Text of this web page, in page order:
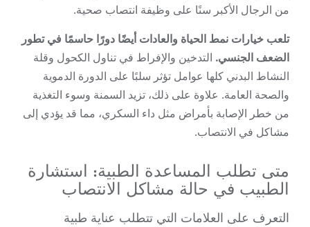
من الرجال الأكبر سنًا على وظيفة انتصاب صحية.
تلعب خيارات نمط الحياة والعادات أيضًا دورًا حاسمًا في تطور
الضعف الجنسي. التدخين والإفراط في تناول الكحول وقلة
النشاط البدني كلها عوامل تؤثر سلبًا على الدورة الدموية
والصحة العامة. علاوة على ذلك، تزيد السمنة وسوء التغذية
من خطر الإصابة بأمراض مثل داء السكري، مما قد يؤدي إلى
مشاكل في الانتصاب.
متى تطلب المساعدة الطبية: استشارة
الطبيب في حالة مشاكل الانتصاب
التعرف على العلامات التي تتطلب عناية طبية